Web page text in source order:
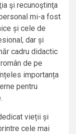
şi recunoştinţa
mi-a fost
și cele de
dar și
cadru didactic
de pe
importanța
pentru
vieții și
cele mai